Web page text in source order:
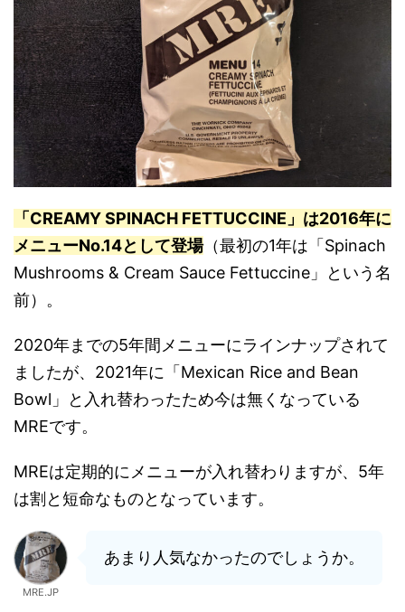
「CREAMY SPINACH FETTUCCINE」は2016年に
メニューNo.14として登場（最初の1年は「Spinach
Mushrooms & Cream Sauce Fettuccine」という名
前）。
2020年までの5年間メニューにラインナップされて
ましたが、2021年に「Mexican Rice and Bean
Bowl」と入れ替わったため今は無くなっている
MREです。
MREは定期的にメニューが入れ替わりますが、5年
は割と短命なものとなっています。
MRE.JP
あまり人気なかったのでしょうか。